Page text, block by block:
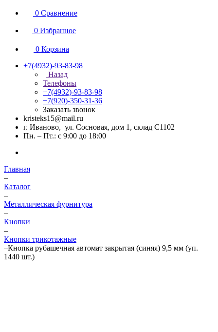
0 Сравнение
0 Избранное
0 Корзина
+7(4932)-93-83-98
Назад
Телефоны
+7(4932)-93-83-98
+7(920)-350-31-36
Заказать звонок
kristeks15@mail.ru
г. Иваново, ул. Сосновая, дом 1, склад С1102
Пн. – Пт.: с 9:00 до 18:00
Главная
–
Каталог
–
Металлическая фурнитура
–
Кнопки
–
Кнопки трикотажные
–Кнопка рубашечная автомат закрытая (синяя) 9,5 мм (уп.
1440 шт.)